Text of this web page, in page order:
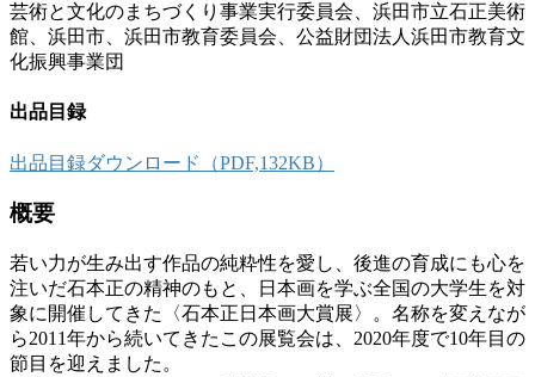
芸術と文化のまちづくり事業実行委員会、浜田市立石正美術
館、浜田市、浜田市教育委員会、公益財団法人浜田市教育文
化振興事業団
出品目録
出品目録ダウンロード（PDF,132KB）
概要
若い力が生み出す作品の純粋性を愛し、後進の育成にも心を
注いだ石本正の精神のもと、日本画を学ぶ全国の大学生を対
象に開催してきた〈石本正日本画大賞展〉。名称を変えなが
ら2011年から続いてきたこの展覧会は、2020年度で10年目の
節目を迎えました。